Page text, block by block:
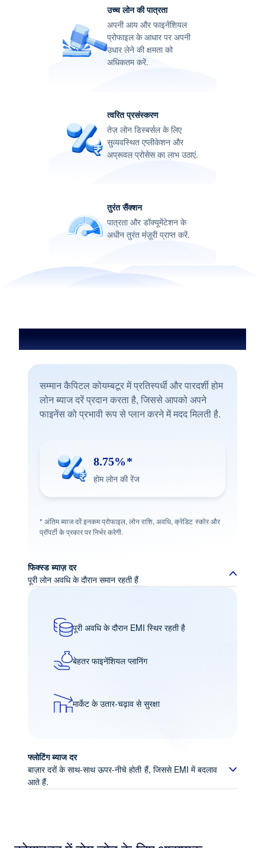
उच्च लोन की पात्रता
अपनी आय और फाइनेंशियल
प्रोफाइल के आधार पर अपनी
उधार लेने की क्षमता को
अधिकतम करें.
त्वरित प्रसंस्करण
तेज़ लोन डिस्बर्सल के लिए
सुव्यवस्थित एप्लीकेशन और
अप्रूवल प्रोसेस का लाभ उठाएं.
तुरंत सैंक्शन
पात्रता और डॉक्यूमेंटेशन के
अधीन तुरंत मंज़ूरी प्राप्त करें.
कोयम्बटूर में होम लोन की ब्याज दर
सम्मान कैपिटल कोयम्‍बटूर में प्रतिस्पर्धी और पारदर्शी होम
लोन ब्याज दरें प्रदान करता है, जिससे आपको अपने
फाइनेंस को प्रभावी रूप से प्लान करने में मदद मिलती है.
8.75%*
होम लोन की रेंज
* अंतिम ब्याज दरें इनकम प्रोफाइल, लोन राशि, अवधि, क्रेडिट स्कोर और
प्रॉपर्टी के प्रकार पर निर्भर करेगी.
फिक्स्ड ब्याज़ दर
पूरी लोन अवधि के दौरान समान रहती हैं
पूरी अवधि के दौरान EMI स्थिर रहती है
बेहतर फाइनेंशियल प्लानिंग
मार्केट के उतार-चढ़ाव से सुरक्षा
फ्लोटिंग ब्याज दर
बाज़ार दरों के साथ-साथ ऊपर-नीचे होती हैं, जिससे EMI में बदलाव
आते हैं.